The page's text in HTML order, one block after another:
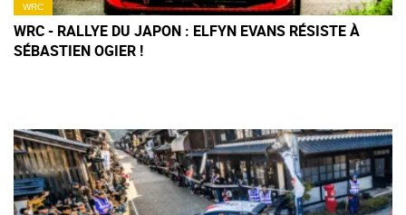
WRC
WRC - RALLYE DU JAPON : ELFYN EVANS RÉSISTE À
SÉBASTIEN OGIER !